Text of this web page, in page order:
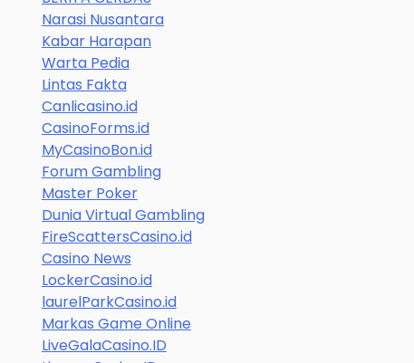
Narasi Nusantara
Kabar Harapan
Warta Pedia
Lintas Fakta
Canlicasino.id
CasinoForms.id
MyCasinoBon.id
Forum Gambling
Master Poker
Dunia Virtual Gambling
FireScattersCasino.id
Casino News
LockerCasino.id
laurelParkCasino.id
Markas Game Online
LiveGalaCasino.ID